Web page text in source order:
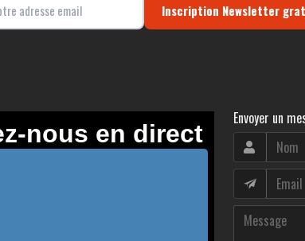
Inscription Newsletter
Envoyer un